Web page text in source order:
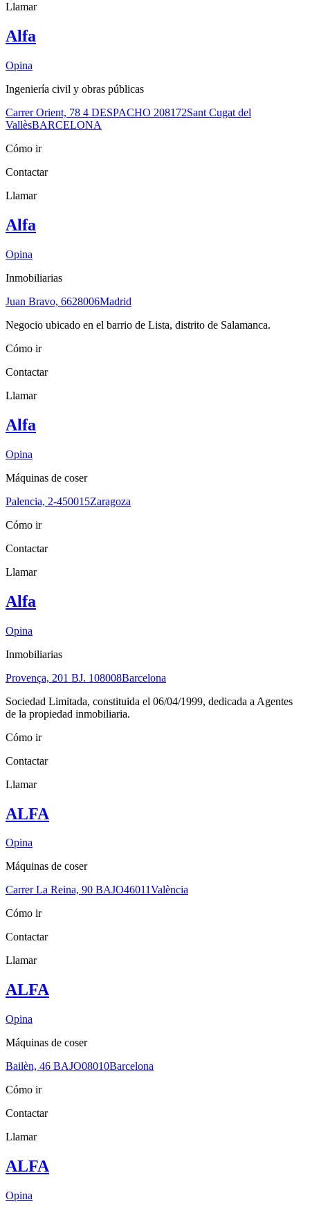
Llamar
Alfa
Opina
Ingeniería civil y obras públicas
Carrer Orient, 78 4 DESPACHO 208172Sant Cugat del
VallèsBARCELONA
Cómo ir
Contactar
Llamar
Alfa
Opina
Inmobiliarias
Juan Bravo, 6628006Madrid
Negocio ubicado en el barrio de Lista, distrito de Salamanca.
Cómo ir
Contactar
Llamar
Alfa
Opina
Máquinas de coser
Palencia, 2-450015Zaragoza
Cómo ir
Contactar
Llamar
Alfa
Opina
Inmobiliarias
Provença, 201 BJ. 108008Barcelona
Sociedad Limitada, constituida el 06/04/1999, dedicada a Agentes
de la propiedad inmobiliaria.
Cómo ir
Contactar
Llamar
ALFA
Opina
Máquinas de coser
Carrer La Reina, 90 BAJO46011València
Cómo ir
Contactar
Llamar
ALFA
Opina
Máquinas de coser
Bailèn, 46 BAJO08010Barcelona
Cómo ir
Contactar
Llamar
ALFA
Opina